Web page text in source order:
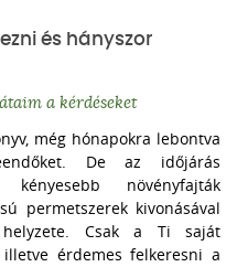
és hányszor
a kérdéseket
még hónapokra lebontva
De az időjárás
növényfajták
permetszerek kivonásával
helyzete. Csak a Ti saját
érdemes felkeresni a